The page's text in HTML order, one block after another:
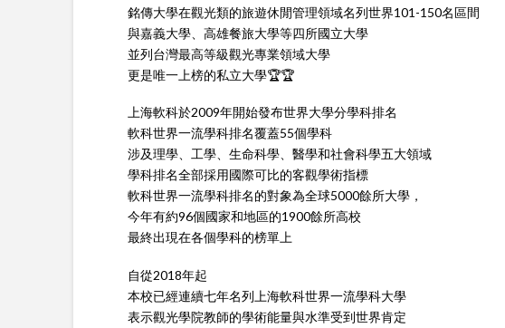
銘傳大學在觀光類的旅遊休閒管理領域名列世界101-150名區間
與嘉義大學、高雄餐旅大學等四所國立大學
並列台灣最高等級觀光專業領域大學
更是唯一上榜的私立大學🏆🏆
上海軟科於2009年開始發布世界大學分學科排名
軟科世界一流學科排名覆蓋55個學科
涉及理學、工學、生命科學、醫學和社會科學五大領域
學科排名全部採用國際可比的客觀學術指標
軟科世界一流學科排名的對象為全球5000餘所大學，
今年有約96個國家和地區的1900餘所高校
最終出現在各個學科的榜單上
自從2018年起
本校已經連續七年名列上海軟科世界一流學科大學
表示觀光學院教師的學術能量與水準受到世界肯定